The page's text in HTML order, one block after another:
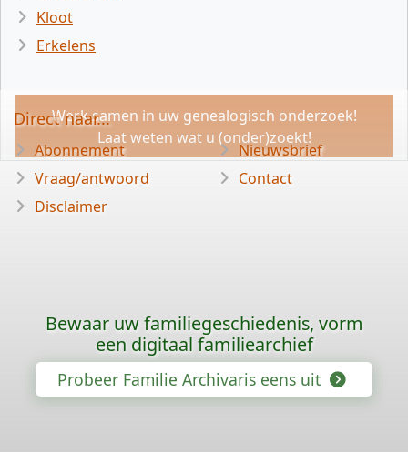
Kloot
Erkelens
Werk samen in uw genealogisch onderzoek!
Laat weten wat u (onder)zoekt!
Direct naar...
Abonnement
Vraag/antwoord
Disclaimer
Nieuwsbrief
Contact
Bewaar uw familiegeschiedenis, vorm
een digitaal familiearchief
Probeer Familie Archivaris eens uit